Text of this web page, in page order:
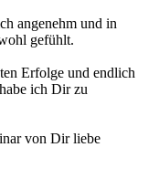
angenehm und in
gefühlt.
Erfolge und endlich
ich Dir zu
von Dir liebe